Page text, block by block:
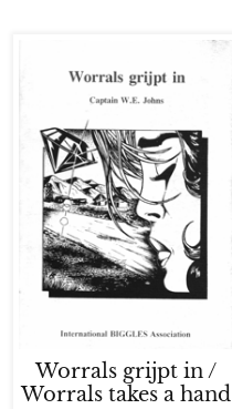
Worrals grijpt in /
Worrals takes a hand